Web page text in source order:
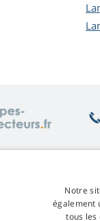
Notre
également
tous les